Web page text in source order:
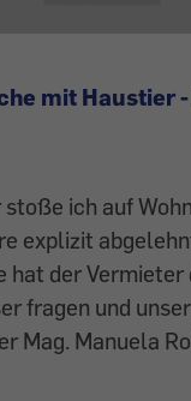
mit Haustier
ich auf
explizit
hat der Vermieter
fragen und
Mag. Manuela